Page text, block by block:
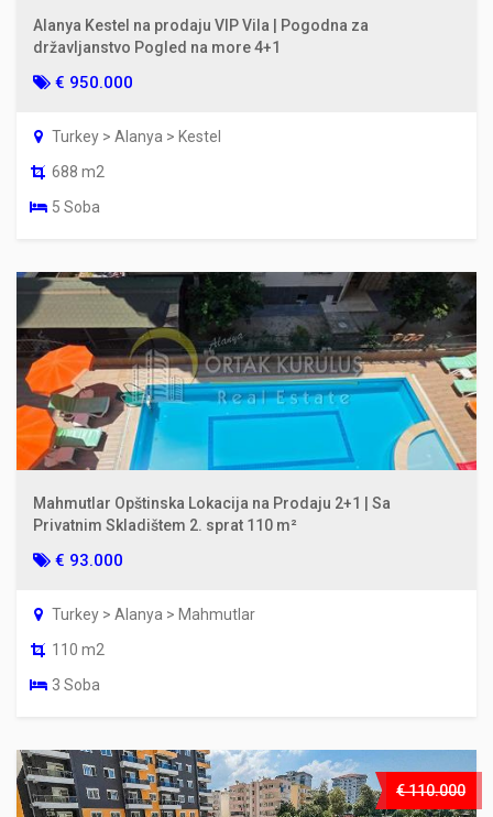
Alanya Kestel na prodaju VIP Vila | Pogodna za
državljanstvo Pogled na more 4+1
€ 950.000
Turkey > Alanya > Kestel
688 m2
5 Soba
Mahmutlar Opštinska Lokacija na Prodaju 2+1 | Sa
Privatnim Skladištem 2. sprat 110 m²
€ 93.000
Turkey > Alanya > Mahmutlar
110 m2
3 Soba
€ 110.000